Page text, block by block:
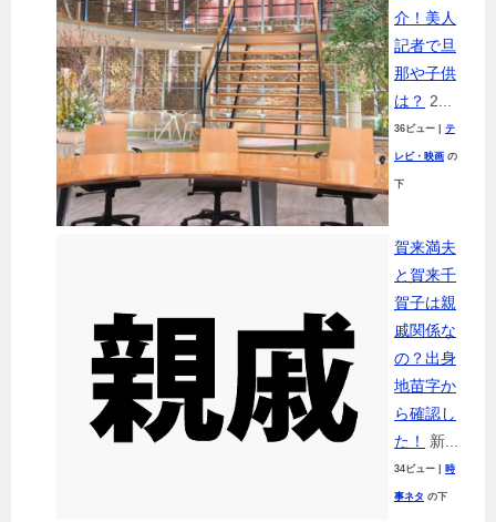
介！美人
記者で旦
那や子供
は？ 2...
36ビュー テ
レビ・映画 の
下
賀来満夫
と賀来千
賀子は親
戚関係な
の？出身
地苗字か
ら確認し
た！
新...
34ビュー 時
事ネタ の下